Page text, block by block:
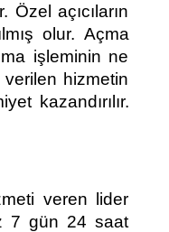
açıcıların
olur. Açma
işleminin ne
verilen hizmetin
kazandırılır.
veren lider
7 gün 24 saat